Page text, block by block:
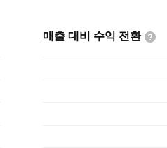
매출 대비 수익 전환